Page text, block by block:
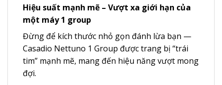
Hiệu suất mạnh mẽ – Vượt xa giới hạn của
một máy 1 group
Đừng để kích thước nhỏ gọn đánh lừa bạn —
Casadio Nettuno 1 Group được trang bị “trái
tim” mạnh mẽ, mang đến hiệu năng vượt mong
đợi.